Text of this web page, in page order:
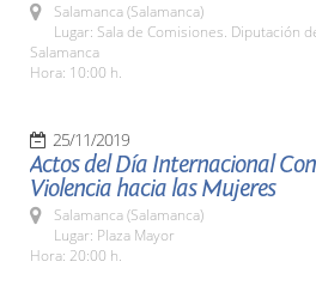
Salamanca (Salamanca)
Lugar: Sala de Comisiones. Diputación
Salamanca
Hora: 10:00 h.
25/11/2019
Actos del Día Internacional
Violencia hacia las Mujeres
Salamanca (Salamanca)
Lugar: Plaza Mayor
Hora: 20:00 h.